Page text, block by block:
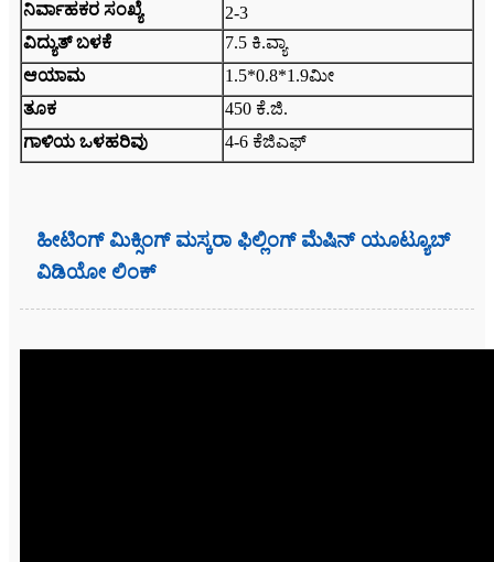
ನಿರ್ವಾಹಕರ ಸಂಖ್ಯೆ
2-3
ವಿದ್ಯುತ್ ಬಳಕೆ
7.5 ಕಿ.ವ್ಯಾ
ಆಯಾಮ
1.5*0.8*1.9ಮೀ
ತೂಕ
450 ಕೆ.ಜಿ.
ಗಾಳಿಯ ಒಳಹರಿವು
4-6 ಕೆಜಿಎಫ್
ಹೀಟಿಂಗ್ ಮಿಕ್ಸಿಂಗ್ ಮಸ್ಕರಾ ಫಿಲ್ಲಿಂಗ್ ಮೆಷಿನ್ ಯೂಟ್ಯೂಬ್
ವಿಡಿಯೋ ಲಿಂಕ್